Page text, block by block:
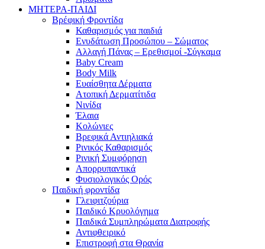
ΜΗΤΕΡΑ-ΠΑΙΔΙ
Βρέφική Φροντίδα
Καθαρισμός για παιδιά
Ενυδάτωση Προσώπου – Σώματος
Αλλαγή Πάνας – Ερεθισμοί -Σύγκαμα
Baby Cream
Body Milk
Ευαίσθητα Δέρματα
Ατοπική Δερματίτιδα
Νινίδα
Έλαια
Κολώνιες
Βρεφικά Αντιηλιακά
Ρινικός Καθαρισμός
Ρινική Συμφόρηση
Απορρυπαντικά
Φυσιολογικός Ορός
Παιδική φροντίδα
Γλειφιτζούρια
Παιδικό Κρυολόγημα
Παιδικά Συμπληρώματα Διατροφής
Αντιφθειρικό
Επιστροφή στα Θρανία